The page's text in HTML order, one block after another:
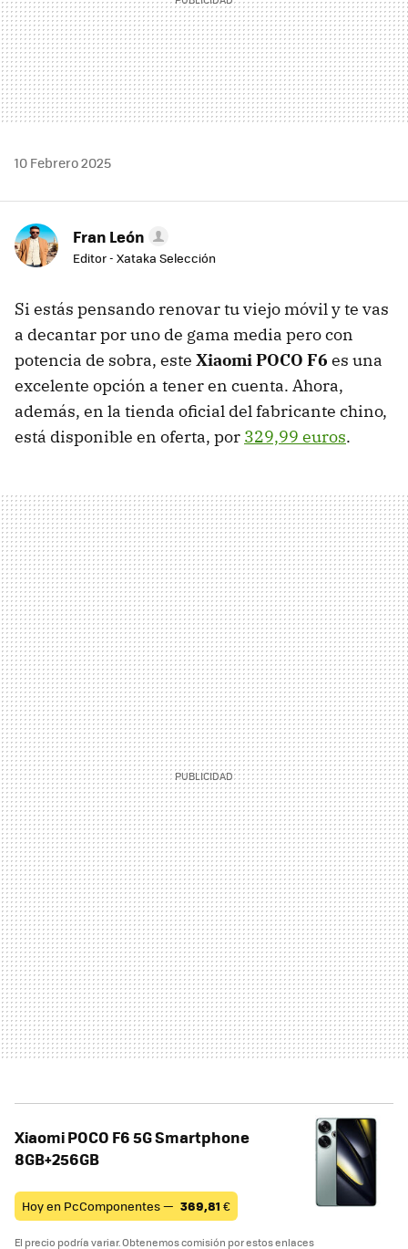
10 Febrero 2025
Fran León
Editor - Xataka Selección
Si estás pensando renovar tu viejo móvil y te vas
a decantar por uno de gama media pero con
potencia de sobra, este Xiaomi POCO F6 es una
excelente opción a tener en cuenta. Ahora,
además, en la tienda oficial del fabricante chino,
está disponible en oferta, por 329,99 euros.
Xiaomi POCO F6 5G Smartphone
8GB+256GB
Hoy en PcComponentes — 369,81 €
El precio podría variar. Obtenemos comisión por estos enlaces